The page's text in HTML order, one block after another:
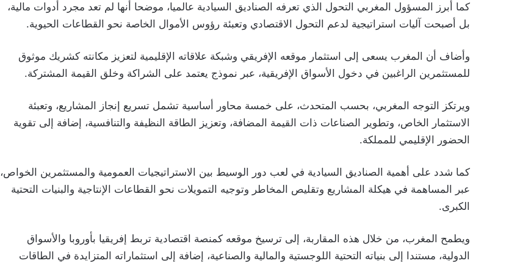
كما أبرز المسؤول المغربي التحول الذي تعرفه الصناديق السيادية عالميا، موضحا أنها لم تعد مجرد أدوات مالية،
بل أصبحت آليات استراتيجية لدعم التحول الاقتصادي وتعبئة رؤوس الأموال الخاصة نحو القطاعات الحيوية.
وأضاف أن المغرب يسعى إلى استثمار موقعه الإفريقي وشبكة علاقاته الإقليمية لتعزيز مكانته كشريك موثوق
للمستثمرين الراغبين في دخول الأسواق الإفريقية، عبر نموذج يعتمد على الشراكة وخلق القيمة المشتركة.
ويرتكز التوجه المغربي، بحسب المتحدث، على خمسة محاور أساسية تشمل تسريع إنجاز المشاريع، وتعبئة
الاستثمار الخاص، وتطوير الصناعات ذات القيمة المضافة، وتعزيز الطاقة النظيفة والتنافسية، إضافة إلى تقوية
الحضور الإقليمي للمملكة.
كما شدد على أهمية الصناديق السيادية في لعب دور الوسيط بين الاستراتيجيات العمومية والمستثمرين الخواص،
عبر المساهمة في هيكلة المشاريع وتقليص المخاطر وتوجيه التمويلات نحو القطاعات الإنتاجية والبنيات التحتية
الكبرى.
ويطمح المغرب، من خلال هذه المقاربة، إلى ترسيخ موقعه كمنصة اقتصادية تربط إفريقيا بأوروبا والأسواق
الدولية، مستندا إلى بنياته التحتية اللوجستية والمالية والصناعية، إضافة إلى استثماراته المتزايدة في الطاقات